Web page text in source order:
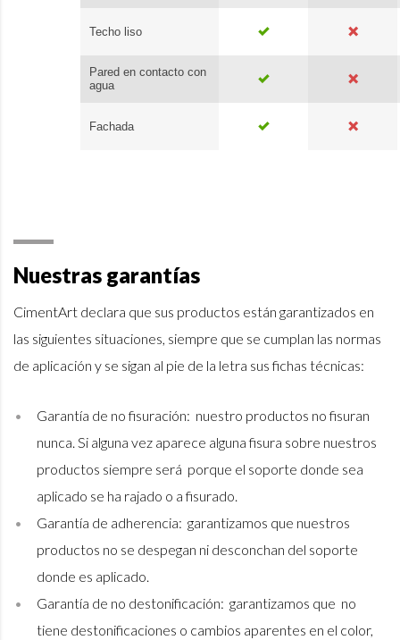
Techo liso
Pared en contacto con
agua
Fachada
Nuestras garantías
CimentArt declara que sus productos están garantizados en
las siguientes situaciones, siempre que se cumplan las normas
de aplicación y se sigan al pie de la letra sus fichas técnicas:
Garantía de no fisuración: nuestro productos no fisuran
nunca. Si alguna vez aparece alguna fisura sobre nuestros
productos siempre será porque el soporte donde sea
aplicado se ha rajado o a fisurado.
Garantía de adherencia: garantizamos que nuestros
productos no se despegan ni desconchan del soporte
donde es aplicado.
Garantía de no destonificación: garantizamos que no
tiene destonificaciones o cambios aparentes en el color,